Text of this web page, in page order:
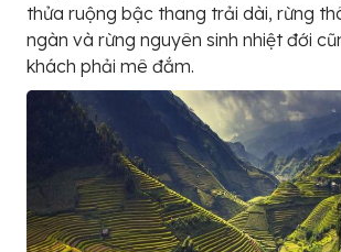
thửa ruộng bậc thang trải dài, rừng
ngàn và rừng nguyên sinh nhiệt đới
khách phải mê đắm.